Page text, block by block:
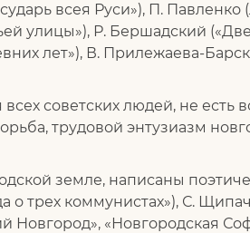
всея Руси»), П. Павленко
улицы»), Р. Бершадский
лет»), В. Прилежаева-
советских людей, не есть
трудовой энтузиазм
земле, написаны
о трех коммунистах»), С.
Новгород», «Новгородская